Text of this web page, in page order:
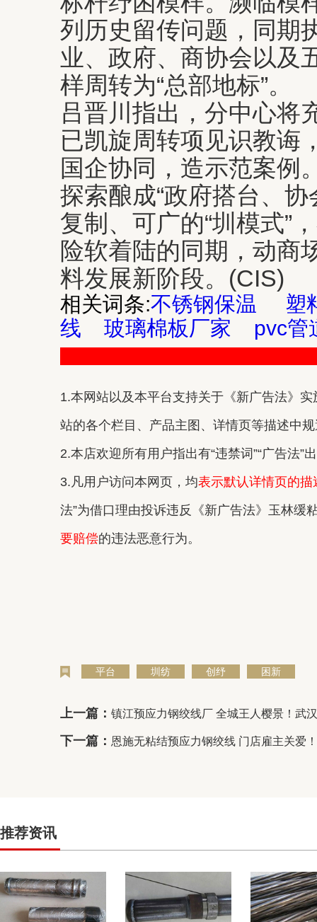
列历史留传问题，同期
业、政府、商协会以及
样周转为“总部地标”。
吕晋川指出，分中心将
已凯旋周转项见识教诲
国企协同，造示范案例
探索酿成“政府搭台、
复制、可广的“圳模式”
险软着陆的同期，动商
料发展新阶段。(CIS)
相关词条:不锈钢保温
塑
线
玻璃棉板厂家 pvc管
1.本网站以及本平台支持关于《新广告法》实
站的各个栏目、产品主图、详情页等描述中规
2.本店欢迎所有用户指出有“违禁词”“广告法”
3.凡用户访问本网页，均表示默认详情页的描
法”为借口理由投诉违反《新广告法》玉林缓
要赔偿的违法恶意行为。
平台 圳纺 创纾 困新
上一篇： 镇江预应力钢绞线厂 全城王人樱景！武
下一篇： 恩施无粘结预应力钢绞线 门店雇主关爱
推荐资讯